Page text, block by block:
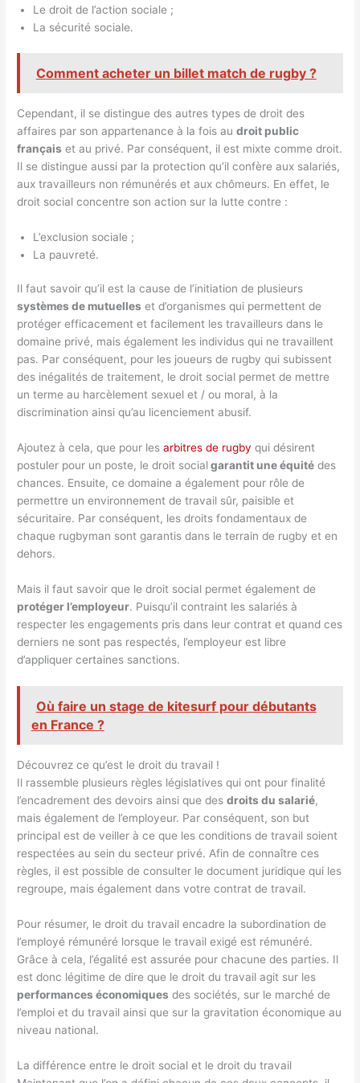
Le droit de l’action sociale ;
La sécurité sociale.
Comment acheter un billet match de rugby ?
Cependant, il se distingue des autres types de droit des
affaires par son appartenance à la fois audroit public
français et au privé. Par conséquent, il est mixte comme droit.
Il se distingue aussi par la protection qu’il confère aux salariés,
aux travailleurs non rémunérés et aux chômeurs. En effet, le
droit social concentre son action sur la lutte contre :
L’exclusion sociale ;
La pauvreté.
Il faut savoir qu’il est la cause de l’initiation de plusieurs
systèmes de mutuelles et d’organismes qui permettent de
protéger efficacement et facilement les travailleurs dans le
domaine privé, mais également les individus qui ne travaillent
pas. Par conséquent, pour les joueurs de rugby qui subissent
des inégalités de traitement, le droit social permet de mettre
un terme au harcèlement sexuel et / ou moral, à la
discrimination ainsi qu’au licenciement abusif.
Ajoutez à cela, que pour lesarbitres de rugby qui désirent
postuler pour un poste, le droit social garantit une équité des
chances. Ensuite, ce domaine a également pour rôle de
permettre un environnement de travail sûr, paisible et
sécuritaire. Par conséquent, les droits fondamentaux de
chaque rugbyman sont garantis dans le terrain de rugby et en
dehors.
Mais il faut savoir que le droit social permet également de
protéger l’employeur. Puisqu’il contraint les salariés à
respecter les engagements pris dans leur contrat et quand ces
derniers ne sont pas respectés, l’employeur est libre
d’appliquer certaines sanctions.
Où faire un stage de kitesurf pour débutants
en France ?
Découvrez ce qu’est le droit du travail !
Il rassemble plusieurs règles législatives qui ont pour finalité
l’encadrement des devoirs ainsi que desdroits du salarié,
mais également de l’employeur. Par conséquent, son but
principal est de veiller à ce que les conditions de travail soient
respectées au sein du secteur privé. Afin de connaître ces
règles, il est possible de consulter le document juridique qui les
regroupe, mais également dans votre contrat de travail.
Pour résumer, le droit du travail encadre la subordination de
l’employé rémunéré lorsque le travail exigé est rémunéré.
Grâce à cela, l’égalité est assurée pour chacune des parties. Il
est donc légitime de dire que le droit du travail agit sur les
performances économiques des sociétés, sur le marché de
l’emploi et du travail ainsi que sur la gravitation économique au
niveau national.
La différence entre le droit social et le droit du travail